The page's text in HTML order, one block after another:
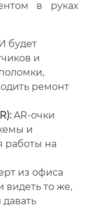
в руках
будет
и
ремонт
AR-очки
и
работы на
из офиса
то же,
давать